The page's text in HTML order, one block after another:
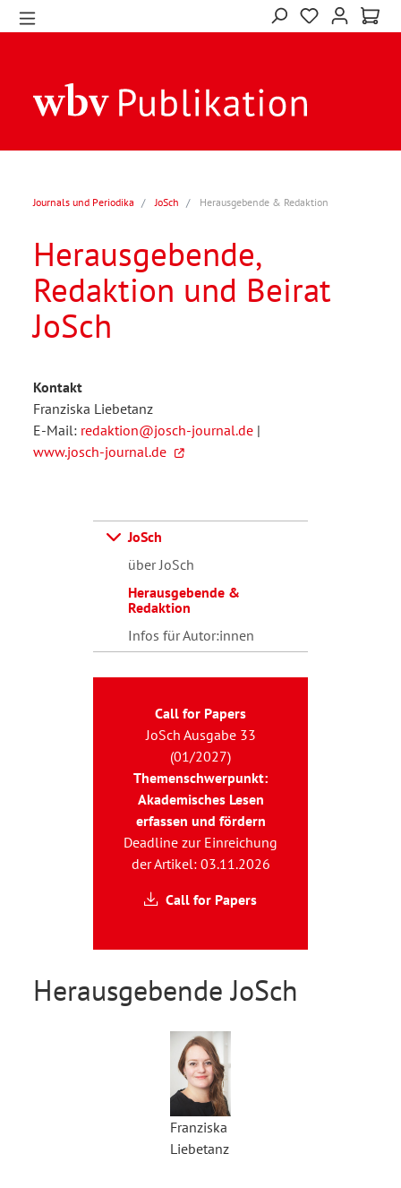
Journals und Periodika JoSch Herausgebende & Redaktion
Herausgebende,
Redaktion und Beirat
JoSch
Kontakt
Franziska Liebetanz
E-Mail: redaktion@josch-journal.de |
www.josch-journal.de
JoSch
über JoSch
Herausgebende &
Redaktion
Infos für Autor:innen
Call for Papers
JoSch Ausgabe 33
(01/2027)
Themenschwerpunkt:
Akademisches Lesen
erfassen und fördern
Deadline zur Einreichung
der Artikel: 03.11.2026
Call for Papers
Herausgebende JoSch
Franziska
Liebetanz